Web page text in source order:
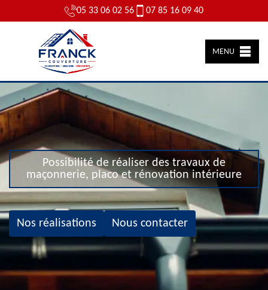
05 33 06 02 56 07 85 16 09 40
MENU
Possibilité de réaliser des travaux de
maçonnerie, placo et rénovation intérieure
Nos réalisations Nous contacter